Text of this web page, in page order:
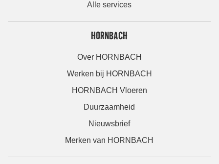
Alle services
HORNBACH
Over HORNBACH
Werken bij HORNBACH
HORNBACH Vloeren
Duurzaamheid
Nieuwsbrief
Merken van HORNBACH